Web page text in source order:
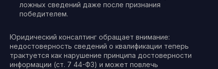
ложных сведений даже после признания
победителем.
Юридический консалтинг обращает внимание:
недостоверность сведений о квалификации теперь
трактуется как нарушение принципа достоверности
информации (ст. 7 44-ФЗ) и может повлечь